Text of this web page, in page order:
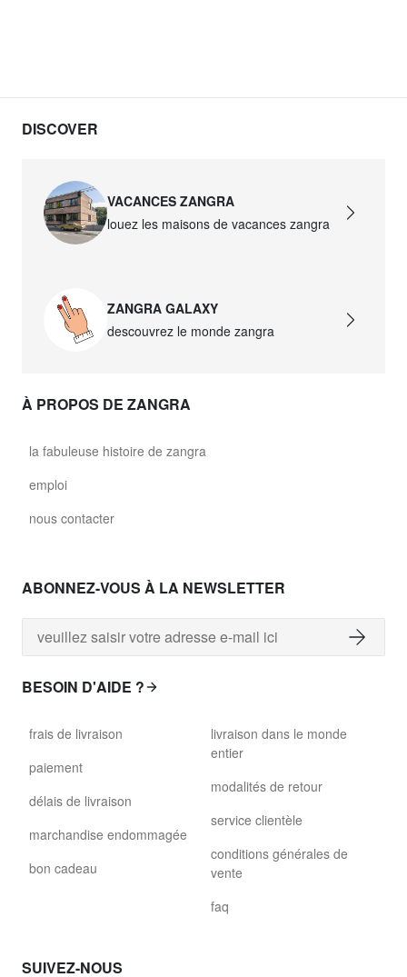
DISCOVER
VACANCES ZANGRA
louez les maisons de vacances zangra
ZANGRA GALAXY
descouvrez le monde zangra
À PROPOS DE ZANGRA
la fabuleuse histoire de zangra
emploi
nous contacter
ABONNEZ-VOUS À LA NEWSLETTER
BESOIN D'AIDE ?
frais de livraison
paiement
délais de livraison
marchandise endommagée
bon cadeau
livraison dans le monde
entier
modalités de retour
service clientèle
conditions générales de
vente
faq
SUIVEZ-NOUS